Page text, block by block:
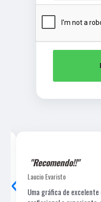
"Recomendo!!"
Laucio Evaristo
Uma gráfica de
‹